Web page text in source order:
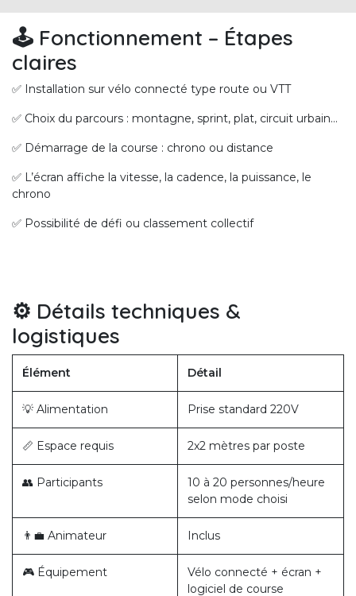
🕹️ Fonctionnement – Étapes
claires
✅ Installation sur vélo connecté type route ou VTT
✅ Choix du parcours : montagne, sprint, plat, circuit urbain…
✅ Démarrage de la course : chrono ou distance
✅ L’écran affiche la vitesse, la cadence, la puissance, le
chrono
✅ Possibilité de défi ou classement collectif
⚙️ Détails techniques &
logistiques
Élément Détail
💡 Alimentation Prise standard 220V
📏 Espace requis 2x2 mètres par poste
👥 Participants
10 à 20 personnes/heure
selon mode choisi
👨‍💼 Animateur Inclus
🎮 Équipement
Vélo connecté + écran +
logiciel de course